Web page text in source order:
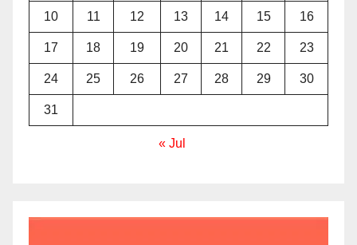
10 11 12 13 14 15 16
17 18 19 20 21 22 23
24 25 26 27 28 29 30
31
« Jul